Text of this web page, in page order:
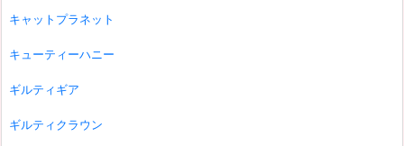
キャットプラネット
キューティーハニー
ギルティギア
ギルティクラウン